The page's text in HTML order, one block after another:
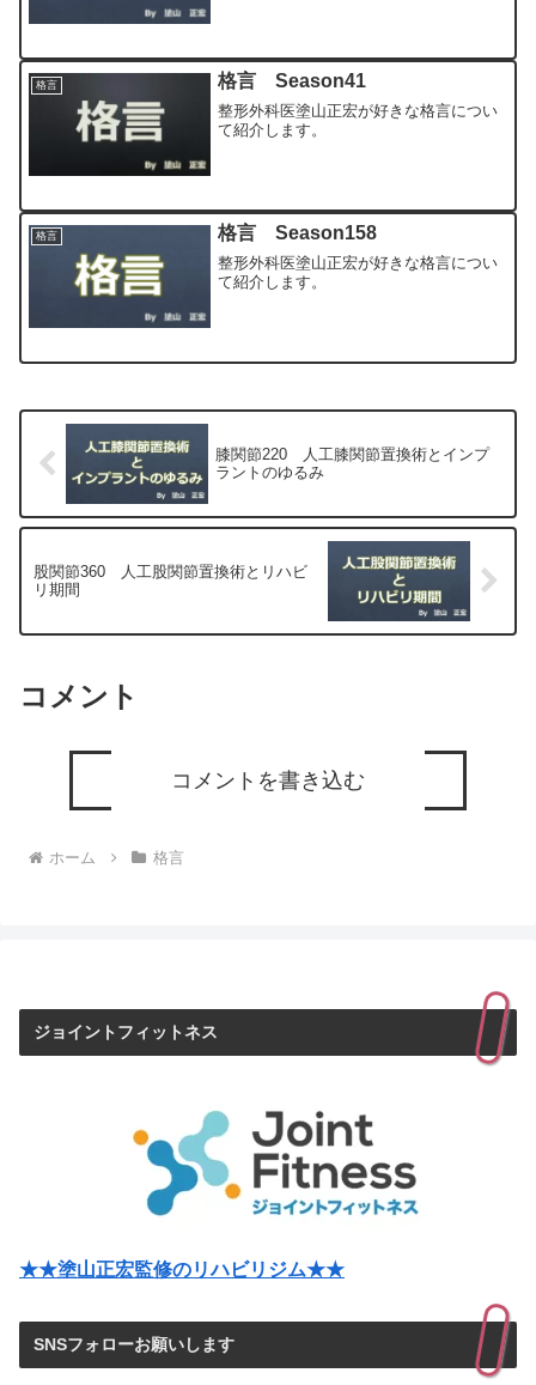
格言 格言 Season41
整形外科医塗山正宏が好きな格言につい
て紹介します。
格言 格言 Season158
整形外科医塗山正宏が好きな格言につい
て紹介します。
膝関節220 人工膝関節置換術とインプ
ラントのゆるみ
股関節360 人工股関節置換術とリハビ
リ期間
コメント
コメントを書き込む
ホーム 格言
ジョイントフィットネス
★★塗山正宏監修のリハビリジム★★
SNSフォローお願いします